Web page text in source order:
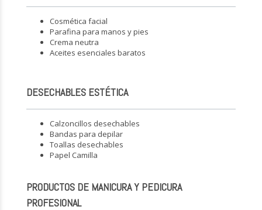
Cosmética facial
Parafina para manos y pies
Crema neutra
Aceites esenciales baratos
DESECHABLES ESTÉTICA
Calzoncillos desechables
Bandas para depilar
Toallas desechables
Papel Camilla
PRODUCTOS DE MANICURA Y PEDICURA
PROFESIONAL